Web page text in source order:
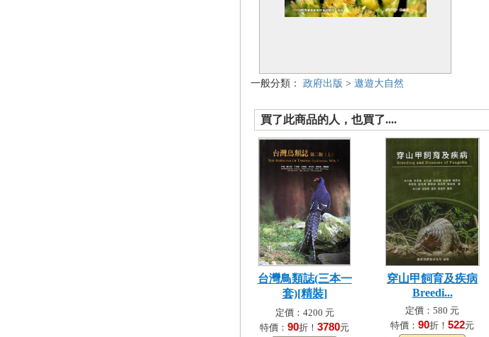
一般分類： 政府出版 > 遨遊大自然
買了此商品的人，也買了....
台灣鳥類誌(三本一
套)[精裝]
定價：4200 元
特價： 90折！ 3780元
穿山甲飼育及疾病
Breedi...
定價：580 元
特價： 90折！ 522元